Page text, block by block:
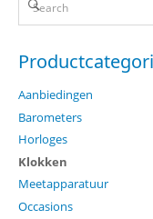
Aanbiedingen
Barometers
Horloges
Klokken
Meetapparatuur
Occasions